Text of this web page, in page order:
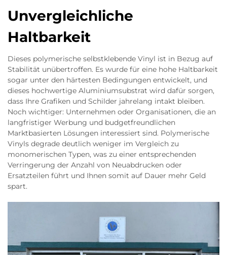
Unvergleichliche
Haltbarkeit
Dieses polymerische selbstklebende Vinyl ist in Bezug auf
Stabilität unübertroffen. Es wurde für eine hohe Haltbarkeit
sogar unter den härtesten Bedingungen entwickelt, und
dieses hochwertige Aluminiumsubstrat wird dafür sorgen,
dass Ihre Grafiken und Schilder jahrelang intakt bleiben.
Noch wichtiger: Unternehmen oder Organisationen, die an
langfristiger Werbung und budgetfreundlichen
Marktbasierten Lösungen interessiert sind. Polymerische
Vinyls degrade deutlich weniger im Vergleich zu
monomerischen Typen, was zu einer entsprechenden
Verringerung der Anzahl von Neuabdrucken oder
Ersatzteilen führt und Ihnen somit auf Dauer mehr Geld
spart.